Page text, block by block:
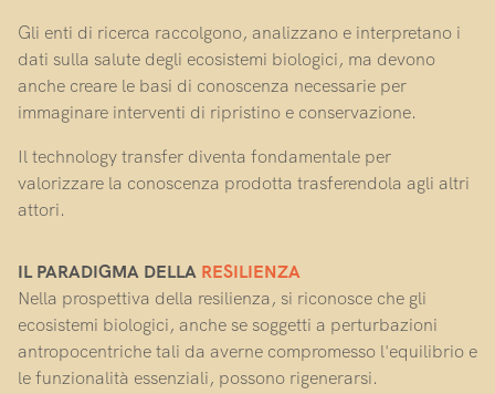
Gli enti di ricerca raccolgono, analizzano e interpretano i
dati sulla salute degli ecosistemi biologici, ma devono
anche creare le basi di conoscenza necessarie per
immaginare interventi di ripristino e conservazione.
Il technology transfer diventa fondamentale per
valorizzare la conoscenza prodotta trasferendola agli altri
attori.
IL PARADIGMA DELLA RESILIENZA
Nella prospettiva della resilienza, si riconosce che gli
ecosistemi biologici, anche se soggetti a perturbazioni
antropocentriche tali da averne compromesso l'equilibrio e
le funzionalità essenziali, possono rigenerarsi.